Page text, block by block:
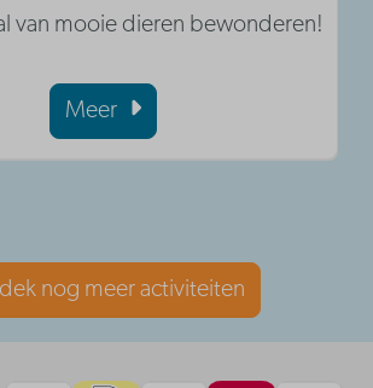
van mooie dieren bewonderen!
Meer
nog meer activiteiten